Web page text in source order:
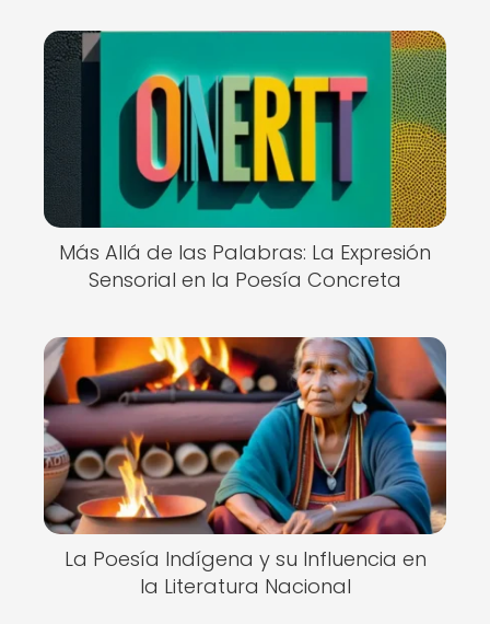
Más Allá de las Palabras: La Expresión
Sensorial en la Poesía Concreta
La Poesía Indígena y su Influencia en
la Literatura Nacional